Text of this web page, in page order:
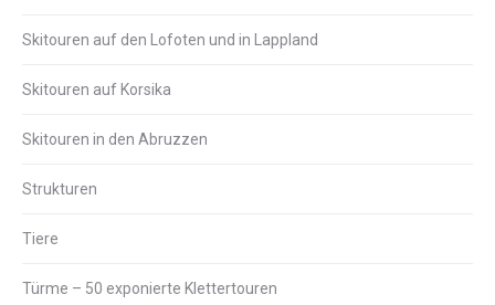
Skitouren auf den Lofoten und in Lappland
Skitouren auf Korsika
Skitouren in den Abruzzen
Strukturen
Tiere
Türme – 50 exponierte Klettertouren